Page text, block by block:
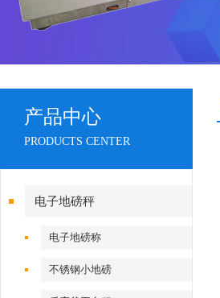
产品中心
PRODUCTS CENTER
电子地磅秤
电子地磅称
不锈钢小地磅